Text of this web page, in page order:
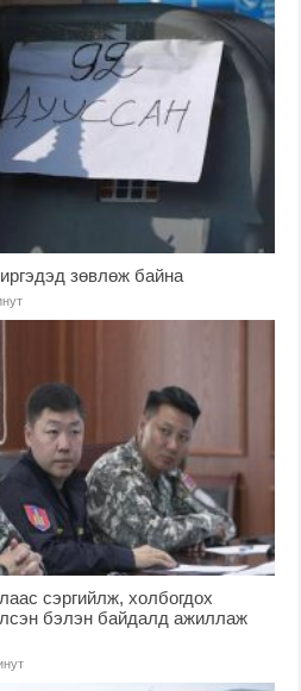
зөвлөж байна
сэргийлж, холбогдох
бэлэн байдалд ажиллаж